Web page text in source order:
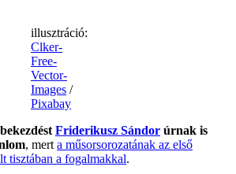
illusztráció:
Clker-
Free-
Vector-
Images /
Pixabay
Friderikusz Sándor úrnak is
, mert a műsorsorozatának az első
tisztában a fogalmakkal.